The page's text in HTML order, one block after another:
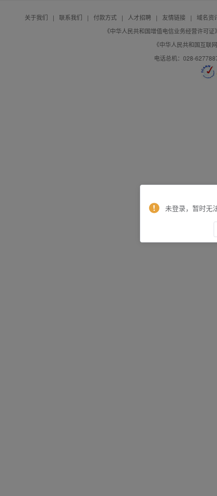
关于我们 | 联系我们 | 付款方式 | 人才招聘 | 友情链接 |
域名资
《中华人民共和国增值电信业务经营许可
《中华人民共和国互联
电话总机：028-
未登录，暂时无